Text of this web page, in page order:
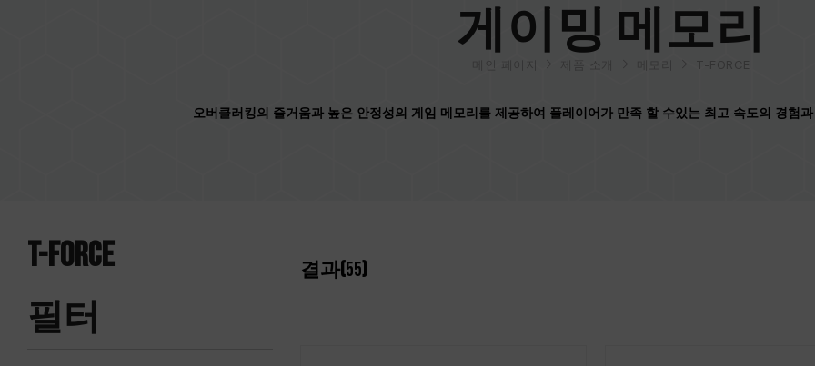
게이밍 메모리
제품 소개 T-FORCE
오버클러킹의 즐거움과 높은 안정성의 게임 메모리를 제공하여 플레이어가 만족 할 수있는 최고 속도의 경험
T-FORCE
필터
결과(55)